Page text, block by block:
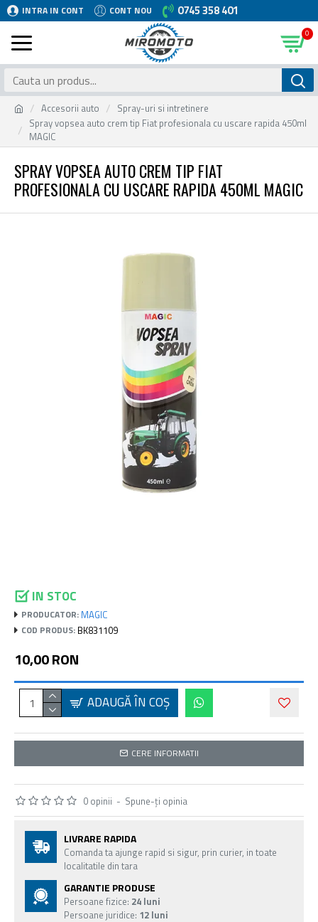
INTRA IN CONT CONT NOU 0745 358 401
0
Accesorii auto
Spray-uri si intretinere
Spray vopsea auto crem tip Fiat profesionala cu uscare rapida 450ml
MAGIC
SPRAY VOPSEA AUTO CREM TIP FIAT
PROFESIONALA CU USCARE RAPIDA 450ML MAGIC
IN STOC
PRODUCATOR: MAGIC
COD PRODUS: BK831109
0 opinii - Spune-ţi opinia
10,00 RON
ADAUGĂ ÎN COŞ
CERE INFORMATII
LIVRARE RAPIDA
Comanda ta ajunge rapid si sigur, prin curier, in toate
localitatile din tara
GARANTIE PRODUSE
Persoane fizice: 24 luni
Persoane juridice: 12 luni